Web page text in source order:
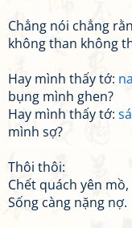
Chẳng nói chẳng
không than không
Hay mình thấy tớ:
bụng mình ghen?
Hay mình thấy tớ:
mình sợ?
Thôi thôi:
Chết quách yên mồ,
Sống càng nặng nợ.